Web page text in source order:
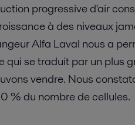
progressive d'air
à des niveaux
Alfa Laval nous a
qui se traduit par un plus
vendre. Nous
% du nombre de cellules.